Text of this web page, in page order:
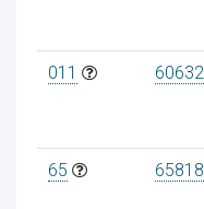
011 60632
65 65818